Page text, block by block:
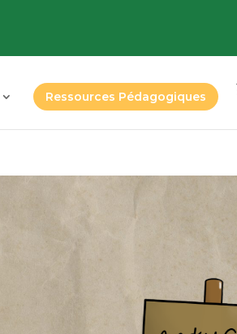
Ressources Pédagogiques